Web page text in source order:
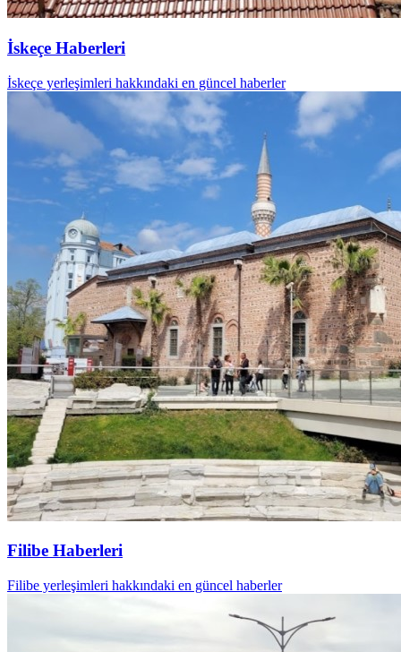
İskeçe Haberleri
İskeçe yerleşimleri hakkındaki en güncel haberler
Filibe Haberleri
Filibe yerleşimleri hakkındaki en güncel haberler